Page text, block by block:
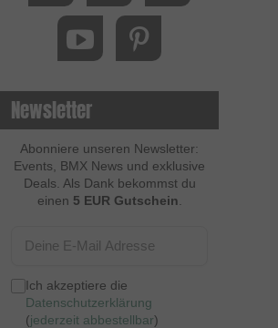
Newsletter
Abonniere unseren Newsletter:
Events, BMX News und exklusive
Deals. Als Dank bekommst du
einen 5 EUR Gutschein
Ich akzeptiere die
Datenschutzerklärung
(jederzeit abbestellbar)